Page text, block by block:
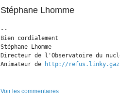
Stéphane Lhomme
--
Bien cordialement
Stéphane Lhomme
Directeur de l'Observatoire du
Animateur de
http://
Voir les commentaires